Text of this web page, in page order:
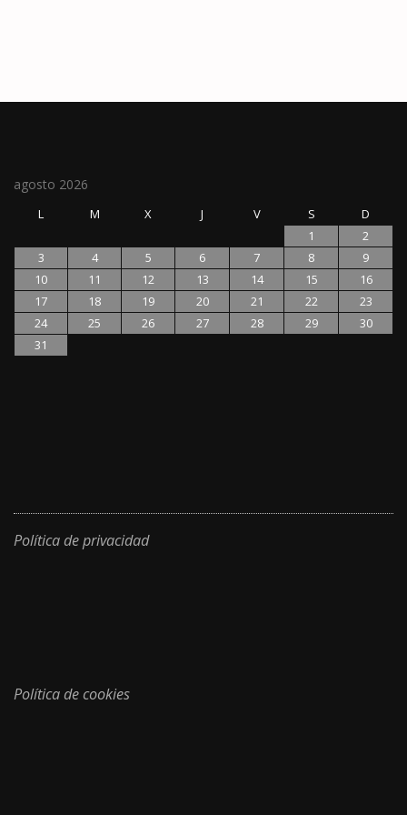
agosto 2026
L M X J V S
D
1
2
3
4 5 6 7 8
9
10
11 12 13 14 15
16
17
18 19 20 21 22
23
24
25 26 27 28 29
30
31
Política de privacidad
Política de cookies